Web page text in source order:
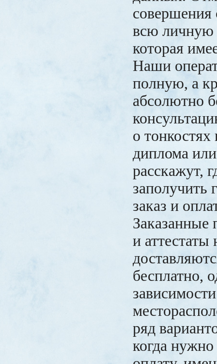
совершения
всю
которая
Наши
полную, а
абсолютно
о тонкостях
диплома или
расскажут,
заполучить
заказ и
Заказанные
и аттестаты
бесплатно,
ряд
когда